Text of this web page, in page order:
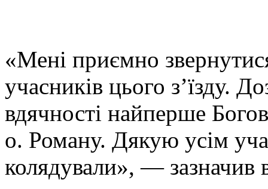
«Мені приємно
учасників цього з’їзду.
вдячності найперше
о. Роману. Дякую усім
колядували», — зазначив